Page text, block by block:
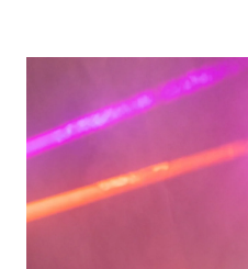
KULTURA & ZABAVA